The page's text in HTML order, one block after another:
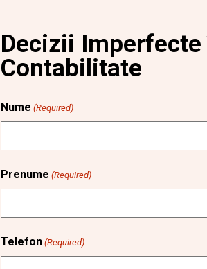
Decizii
Contabilitate
Nume (Required)
Prenume (Required)
Telefon (Required)